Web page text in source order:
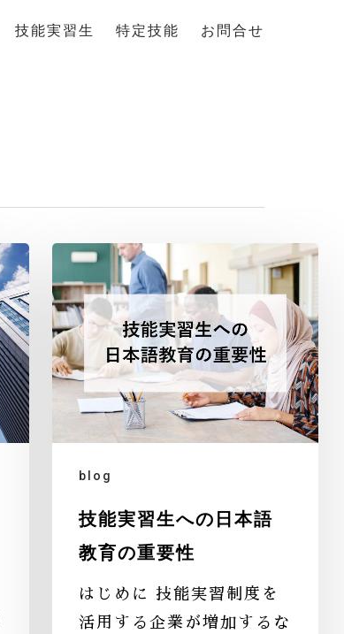
技能実習生 特定技能 お問合せ
blog
技能実習生への日本語
教育の重要性
はじめに 技能実習制度を
活用する企業が増加するな